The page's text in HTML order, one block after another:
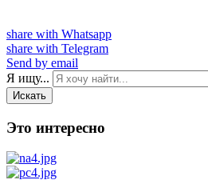
share with Whatsapp
share with Telegram
Send by email
Я ищу...
Искать
Это интересно